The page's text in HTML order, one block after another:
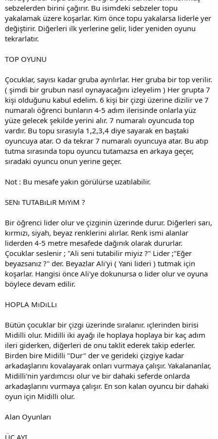
sebzelerden birini çağırır. Bu isimdeki sebzeler topu
yakalamak üzere koşarlar. Kim önce topu yakalarsa liderle yer
değiştirir. Diğerleri ilk yerlerine gelir, lider yeniden oyunu
tekrarlatır.
TOP OYUNU
Çocuklar, sayısı kadar gruba ayrılırlar. Her gruba bir top verilir.
( şimdi bir grubun nasıl oynayacağını izleyelim ) Her grupta 7
kişi olduğunu kabul edelim. 6 kişi bir çizgi üzerine dizilir ve 7
numaralı öğrenci bunların 4-5 adım ilerisinde onlarla yüz
yüze gelecek şekilde yerini alır. 7 numaralı oyuncuda top
vardır. Bu topu sırasıyla 1,2,3,4 diye sayarak en baştaki
oyuncuya atar. O da tekrar 7 numaralı oyuncuya atar. Bu atıp
tutma sırasında topu oyuncu tutamazsa en arkaya geçer,
sıradaki oyuncu onun yerine geçer.
Not : Bu mesafe yakın görülürse uzatılabilir.
SENı TUTABıLıR MıYıM ?
Bir öğrenci lider olur ve çizginin üzerinde durur. Diğerleri sarı,
kırmızı, siyah, beyaz renklerini alırlar. Renk ismi alanlar
liderden 4-5 metre mesafede dağınık olarak dururlar.
Çocuklar seslenir ; "Ali seni tutabilir miyiz ?" Lider ;"Eğer
beyazsanız ?" der. Beyazlar Ali'yi ( Yani lideri ) tutmak için
koşarlar. Hangisi önce Ali'ye dokunursa o lider olur ve oyuna
böylece devam edilir.
HOPLA MıDıLLı
Bütün çocuklar bir çizgi üzerinde sıralanır. ıçlerinden birisi
Midilli olur. Midilli iki ayağı ile hoplaya hoplaya bir kaç adım
ileri giderken, diğerleri de onu taklit ederek takip ederler.
Birden bire Midilli "Dur" der ve gerideki çizgiye kadar
arkadaşlarını kovalayarak onları vurmaya çalışır. Yakalananlar,
Midilli'nin yardımcısı olur ve bir dahaki seferde onlarda
arkadaşlarını vurmaya çalışır. En son kalan oyuncu bir dahaki
oyun için Midilli olur.
Alan Oyunları
ÜÇ AYI